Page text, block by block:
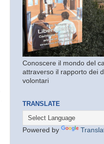
Conoscere il mondo del
attraverso il rapporto dei
volontari
TRANSLATE
Powered by